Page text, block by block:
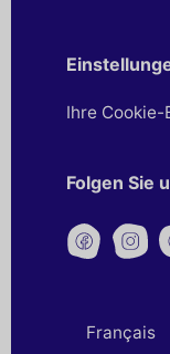
Ihre Cookie-
Folgen Sie
Français